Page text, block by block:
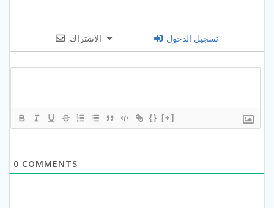
الاشتراك تسجيل الدخول
{} [+]
0 COMMENTS